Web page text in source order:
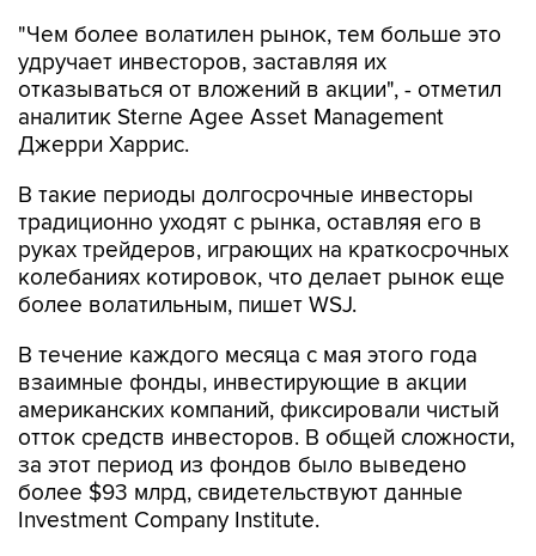
"Чем более волатилен рынок, тем больше это
удручает инвесторов, заставляя их
отказываться от вложений в акции", - отметил
аналитик Sterne Agee Asset Management
Джерри Харрис.
В такие периоды долгосрочные инвесторы
традиционно уходят с рынка, оставляя его в
руках трейдеров, играющих на краткосрочных
колебаниях котировок, что делает рынок еще
более волатильным, пишет WSJ.
В течение каждого месяца с мая этого года
взаимные фонды, инвестирующие в акции
американских компаний, фиксировали чистый
отток средств инвесторов. В общей сложности,
за этот период из фондов было выведено
более $93 млрд, свидетельствуют данные
Investment Company Institute.